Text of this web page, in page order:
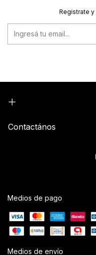
Registrate
Contactános
Medios de pago
Medios de envío